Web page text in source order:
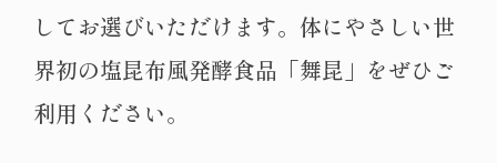
してお選びいただけます。体にやさしい世
界初の塩昆布風発酵食品「舞昆」をぜひご
利用ください。